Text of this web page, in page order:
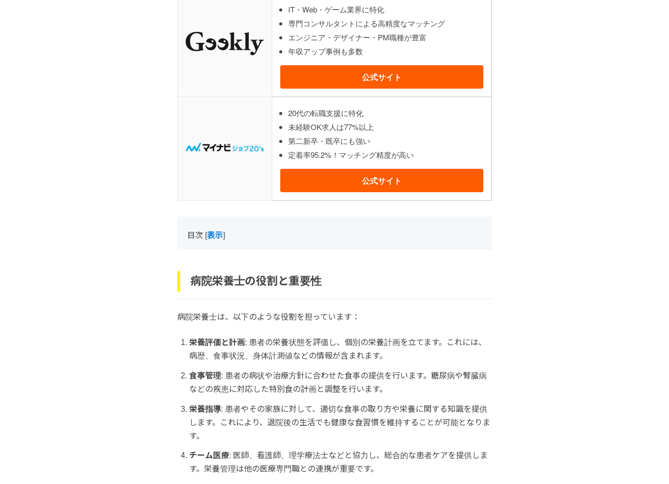
IT・Web・ゲーム業界に特化
専門コンサルタントによる高精度なマッチング
エンジニア・デザイナー・PM職種が豊富
年収アップ事例も多数
公式サイト
20代の転職支援に特化
未経験OK求人は77%以上
第二新卒・既卒にも強い
定着率95.2%！マッチング精度が高い
公式サイト
目次 [表示]
病院栄養士の役割と重要性
病院栄養士は、以下のような役割を担っています：
栄養評価と計画: 患者の栄養状態を評価し、個別の栄養計画を立てます。これには、
病歴、食事状況、身体計測値などの情報が含まれます。
食事管理: 患者の病状や治療方針に合わせた食事の提供を行います。糖尿病や腎臓病
などの疾患に対応した特別食の計画と調整を行います。
栄養指導: 患者やその家族に対して、適切な食事の取り方や栄養に関する知識を提供
します。これにより、退院後の生活でも健康な食習慣を維持することが可能となりま
す。
チーム医療: 医師、看護師、理学療法士などと協力し、総合的な患者ケアを提供しま
す。栄養管理は他の医療専門職との連携が重要です。